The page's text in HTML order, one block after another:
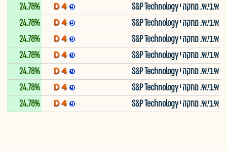
אי.בי.אי. מחקה י S&P Technology
24.78%
אי.בי.אי. מחקה י S&P Technology
24.78%
אי.בי.אי. מחקה י S&P Technology
24.78%
אי.בי.אי. מחקה י S&P Technology
24.78%
אי.בי.אי. מחקה י S&P Technology
24.78%
אי.בי.אי. מחקה י S&P Technology
24.78%
אי.בי.אי. מחקה י S&P Technology
24.78%